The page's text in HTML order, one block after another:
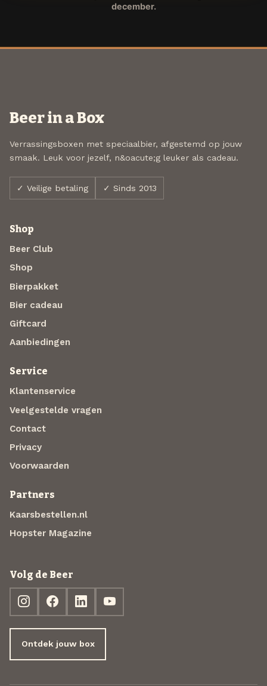
december.
Beer in a Box
Verrassingsboxen met speciaalbier, afgestemd op jouw
smaak. Leuk voor jezelf, n&oacute;g leuker als cadeau.
✓ Veilige betaling ✓ Sinds 2013
Shop
Beer Club
Shop
Bierpakket
Bier cadeau
Giftcard
Aanbiedingen
Service
Klantenservice
Veelgestelde vragen
Contact
Privacy
Voorwaarden
Partners
Kaarsbestellen.nl
Hopster Magazine
Volg de Beer
Ontdek jouw box